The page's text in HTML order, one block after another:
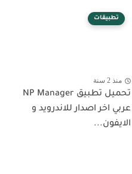
تطبيقات
منذ 2 سنة
تحميل تطبيق NP Manager
عربي اخر اصدار للاندرويد و
الايفون...